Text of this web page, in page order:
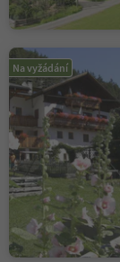
Na vyžádání